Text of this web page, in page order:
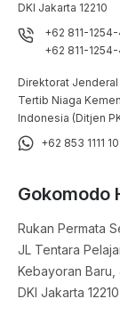
DKI Jakarta 12210
+62 811-
+62 811-
Direktorat
Tertib Niaga
Indonesia (Ditjen
+62 853 1111
Gokomodo
Rukan Permata
JL Tentara
Kebayoran Baru,
DKI Jakarta 12210